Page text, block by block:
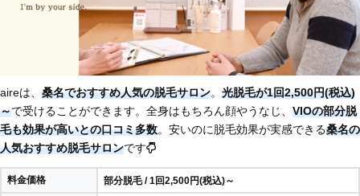
aireは、 桑名でおすすめ人気の脱毛サロン。 光脱毛が1回2,500円(税込)
～で受けることができます。全身はもちろん顔やうなじ、 VIOの部分脱
毛も効果が高いとの口コミ多数。安いのに脱毛効果が実感できる桑名の
人気おすすめ脱毛サロンです
料金価格 部分脱毛 / 1回2,500円(税込)～